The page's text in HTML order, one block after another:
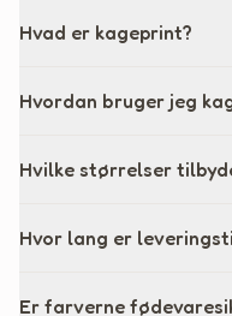
Hvad er kageprint?
Hvordan bruger jeg
Hvilke størrelser
Hvor lang er
Er farverne